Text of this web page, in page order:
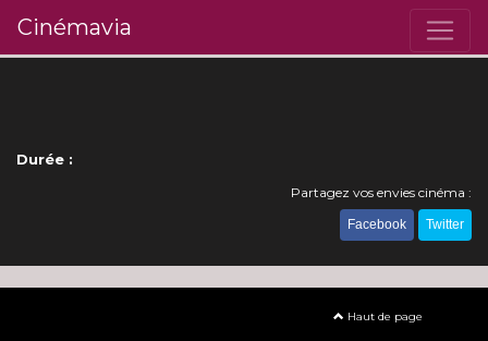
Cinémavia
Durée :
Partagez vos envies cinéma :
Facebook Twitter
Haut de page